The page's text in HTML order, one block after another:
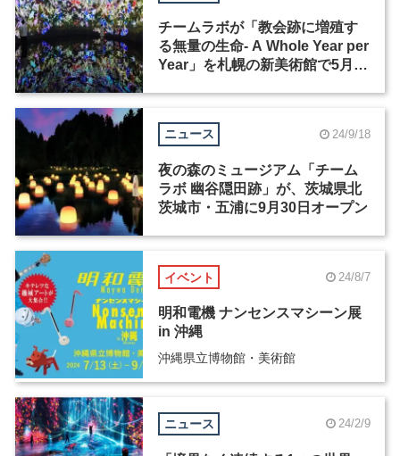
チームラボが「教会跡に増殖す
る無量の生命- A Whole Year per
Year」を札幌の新美術館で5月2
ニュース 24/9/18
夜の森のミュージアム「チーム
ラボ 幽谷隠田跡」が、茨城県北
茨城市・五浦に9月30日オープン
イベント 24/8/7
明和電機 ナンセンスマシーン展
in 沖縄
沖縄県立博物館・美術館
ニュース 24/2/9